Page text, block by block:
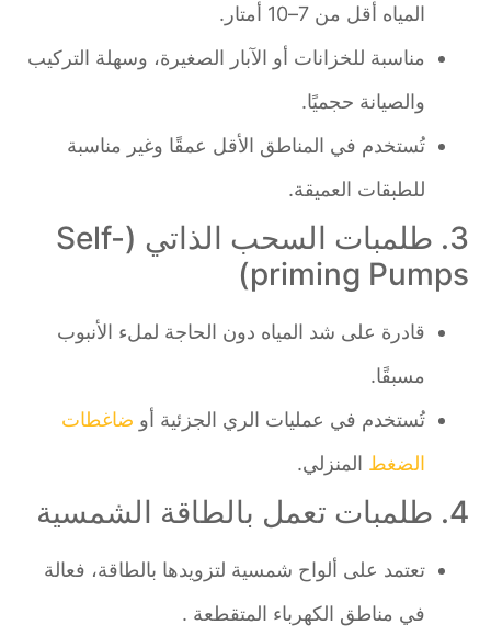
المياه أقل من 7–10 أمتار.
مناسبة للخزانات أو الآبار الصغيرة، وسهلة التركيب
والصيانة حجميًا.
تُستخدم في المناطق الأقل عمقًا وغير مناسبة
للطبقات العميقة.
3. طلمبات السحب الذاتي (Self-
priming Pumps)
قادرة على شد المياه دون الحاجة لملء الأنبوب
مسبقًا.
تُستخدم في عمليات الري الجزئية أو ضاغطات
الضغطالمنزلي.
تعتمد على ألواح شمسية لتزويدها بالطاقة، فعالة
في مناطق الكهرباء المتقطعة .